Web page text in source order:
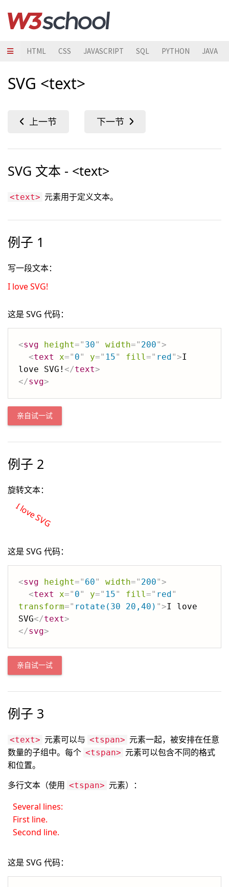
HTML CSS JAVASCRIPT SQL PYTHON JAVA
SVG <text>
SVG 文本 - <text>
<text> 元素用于定义文本。
例子 1
写一段文本：
I love SVG!
这是 SVG 代码：
<svg height=" 30" width=" 200">
<text x=" 0" y=" 15" fill=" red">I
love SVG! </text>
</svg>
亲自试一试
例子 2
旋转文本：
I love SVG
这是 SVG 代码：
<svg height=" 60" width=" 200">
<text x=" 0" y=" 15" fill=" red"
transform=" rotate(30 20,40) ">I love
SVG</text>
</svg>
亲自试一试
例子 3
<text> 元素可以与 <tspan> 元素一起，被安排在任意
数量的子组中。每个 <tspan> 元素可以包含不同的格式
和位置。
多行文本（使用 <tspan> 元素）：
Several lines:
First line.
Second line.
这是 SVG 代码：